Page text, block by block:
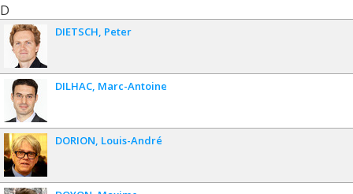
D
DIETSCH Peter
DILHAC Marc-Antoine
DORION Louis-André